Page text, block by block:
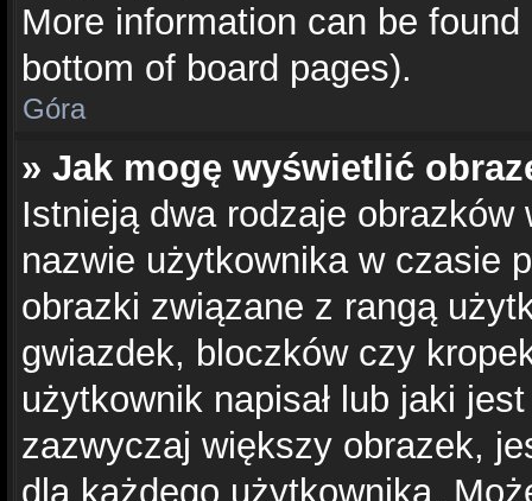
More information can be
bottom of board pages).
Góra
» Jak mogę wyświetlić
Istnieją dwa rodzaje
nazwie użytkownika w czasie
obrazki związane z rangą
gwiazdek, bloczków czy
użytkownik napisał lub jaki
zazwyczaj większy obrazek,
dla każdego użytkownika.